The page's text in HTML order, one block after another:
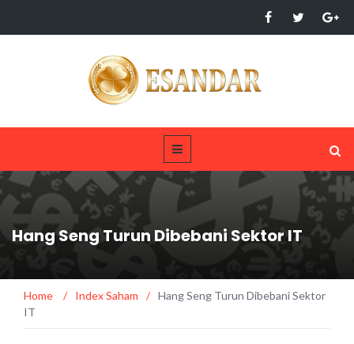
Hang Seng Turun Dibebani Sektor IT
Home / Index Saham / Hang Seng Turun Dibebani Sektor
IT